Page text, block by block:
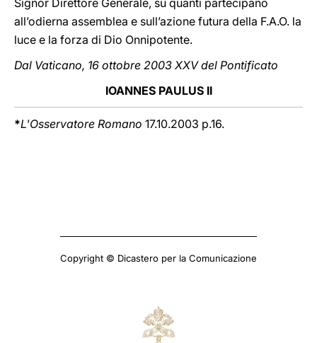
Signor Direttore Generale, su quanti partecipano
all’odierna assemblea e sull’azione futura della F.A.O. la
luce e la forza di Dio Onnipotente.
Dal Vaticano, 16 ottobre 2003 XXV del Pontificato
IOANNES PAULUS II
*L'Osservatore Romano 17.10.2003 p.16.
Copyright © Dicastero per la Comunicazione